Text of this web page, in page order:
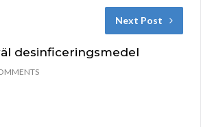
Next Post
desinficeringsmedel